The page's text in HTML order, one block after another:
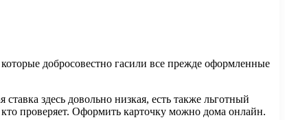
добросовестно гасили все прежде оформленные
здесь довольно низкая, есть также льготный
проверяет. Оформить карточку можно дома онлайн.